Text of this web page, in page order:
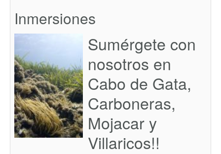
Inmersiones
Sumérgete con
nosotros en
Cabo de Gata,
Carboneras,
Mojacar y
Villaricos!!